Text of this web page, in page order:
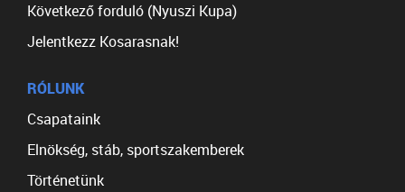
Következő forduló (Nyuszi Kupa)
Jelentkezz Kosarasnak!
RÓLUNK
Csapataink
Elnökség, stáb, sportszakemberek
Történetünk